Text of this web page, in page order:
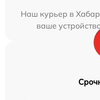
Наш курьер в
ваше